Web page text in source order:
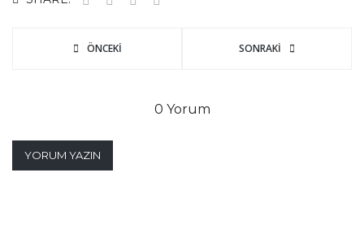
ÖNCEKI SONRAKI
0 Yorum
YORUM YAZIN